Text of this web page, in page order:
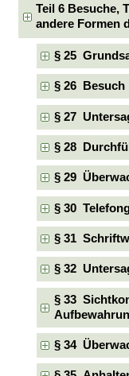
Teil 6 Besuche,
andere Formen
§ 25
§ 26 Besuch
§ 27
§ 28
§ 29
§ 30
§ 31
§ 32
§ 33
§ 34